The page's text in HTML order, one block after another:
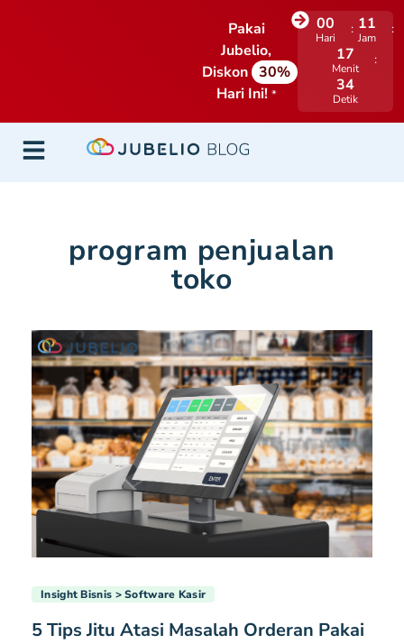
Pakai
Jubelio,
Diskon 30%
Hari Ini! *
00
Hari
11
Jam
17
Menit
33
Detik
program penjualan
toko
Insight Bisnis Software Kasir
5 Tips Jitu Atasi Masalah Orderan Pakai